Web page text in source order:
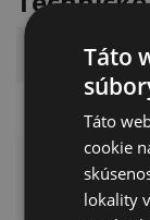
Parameter
Určenie
Typ
Táto
Táto
cookie
lokality